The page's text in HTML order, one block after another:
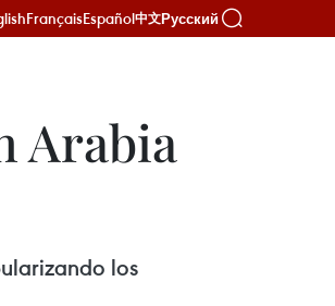
FrançaisEspañol中文Русский
Arabia
los